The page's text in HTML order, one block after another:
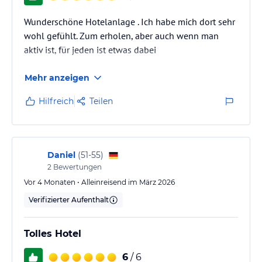
Gastronomie im Hotel
Wir legen großen Wert darauf, unseren Gästen immer frische und
Obst stammt aus eigenem biologischem Anbau von unserer Seba
Frühstücksbüffet, Mittag- und Abendessen geöffnet. Unsere Dinner
variieren von à la carte-Menüs bis zu Themen-Büffet-Abenden.
Frühstück von 07:00 bis 10:00 Uhr, Mittagessen von 12:30 bis
14:30 Uhr und Abendessen von 19:00 bis 21:00 Uhr.
bietet eine italienische Karte mit einer großen Auswahl an Pizza
Frühstück.
Wunderschöne Hotelanlage . Ich habe mich dort sehr
wohl gefühlt. Zum erholen, aber auch wenn man
aktiv ist, für jeden ist etwas dabei
Mehr anzeigen
Hilfreich Teilen
Daniel (51-55)
2 Bewertungen
Vor 4 Monaten • Alleinreisend im März 2026
Verifizierter Aufenthalt
Tolles Hotel
6 / 6